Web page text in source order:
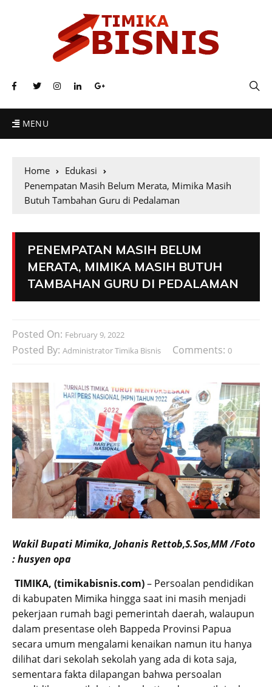
MENU
Home
Edukasi
Penempatan Masih Belum Merata, Mimika Masih
Butuh Tambahan Guru di Pedalaman
PENEMPATAN MASIH BELUM
MERATA, MIMIKA MASIH BUTUH
TAMBAHAN GURU DI PEDALAMAN
Posted On: February 9, 2022
Posted By: Administrator Timika Bisnis Comments: 0
Wakil Bupati Mimika, Johanis Rettob,S.Sos,MM /Foto
: husyen opa
TIMIKA, (timikabisnis.com)– Persoalan pendidikan
di kabupaten Mimika hingga saat ini masih menjadi
pekerjaan rumah bagi pemerintah daerah, walaupun
dalam presentase oleh Bappeda Provinsi Papua
secara umum mengalami kenaikan namun itu hanya
dilihat dari sekolah sekolah yang ada di kota saja,
sementara fakta dilapangan bahwa persoalan